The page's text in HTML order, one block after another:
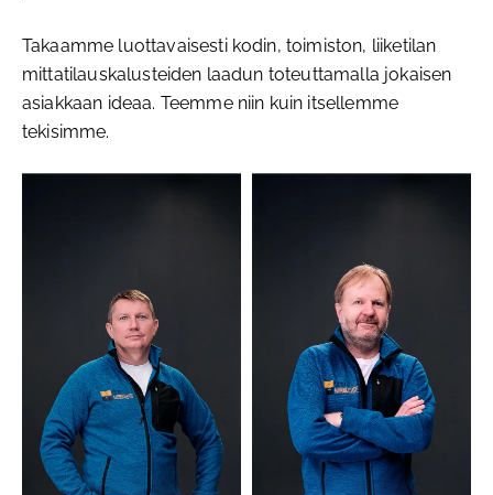
Takaamme luottavaisesti kodin, toimiston, liiketilan
mittatilauskalusteiden laadun toteuttamalla jokaisen
asiakkaan ideaa. Teemme niin kuin itsellemme
tekisimme.